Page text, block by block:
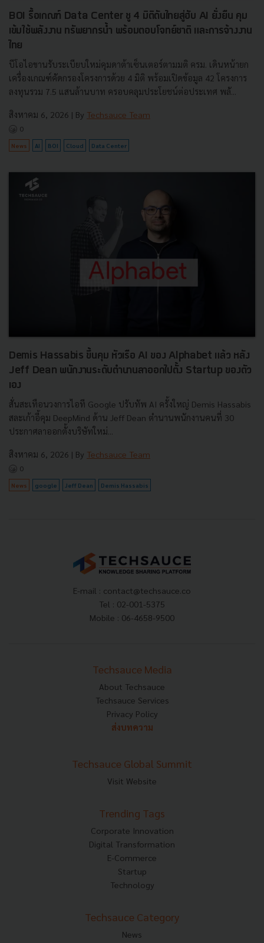
BOI รื้อเกณฑ์ Data Center ชู 4 มิติดันไทยสู่ฮับ AI ยั่งยืน คุม
เข้มใช้พลังงาน ทรัพยากรน้ำ พร้อมตอบโจทย์ชาติ และการจ้างงาน
ไทย
บีโอไอขานรับระเบียบใหม่คุมดาต้าเซ็นเตอร์ตามมติ ครม. เดินหน้ายก
เครื่องเกณฑ์คัดกรองโครงการด้วย 4 มิติ พร้อมเปิดข้อมูล 42 โครงการ
ลงทุนรวม 7.5 แสนล้านบาท ครอบคลุมประโยชน์ต่อประเทศ พลั...
สิงหาคม 6, 2026 | By Techsauce Team
0
News AI BOI Cloud Data Center
Demis Hassabis ขึ้นคุม หัวเรือ AI ของ Alphabet แล้ว หลัง
Jeff Dean พนักงานระดับตำนานลาออกไปตั้ง Startup ของตัว
เอง
สั่นสะเทือนวงการไอที Google ปรับทัพ AI ครั้งใหญ่ Demis Hassabis
สละเก้าอี้คุม DeepMind ด้าน Jeff Dean ตำนานพนักงานคนที่ 30
ประกาศลาออกตั้งบริษัทใหม่...
สิงหาคม 6, 2026 | By Techsauce Team
0
News google Jeff Dean Demis Hassabis
E-mail : contact@techsauce.co
Tel : 02-001-5375
Mobile : 06-4658-9500
Techsauce Media
About Techsauce
Techsauce Services
Privacy Policy
ส่งบทความ
Techsauce Global Summit
Visit Website
Trending Tags
Corporate Innovation
Digital Transformation
E-Commerce
Startup
Technology
Techsauce Category
News